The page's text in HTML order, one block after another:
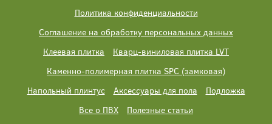
Политика конфиденциальности
Соглашение на обработку персональных данных
Клеевая плитка
Кварц-виниловая плитка LVT
Каменно-полимерная плитка SPC (замковая)
Напольный плинтус
Аксессуары для пола
Подложка
Все о ПВХ
Полезные статьи